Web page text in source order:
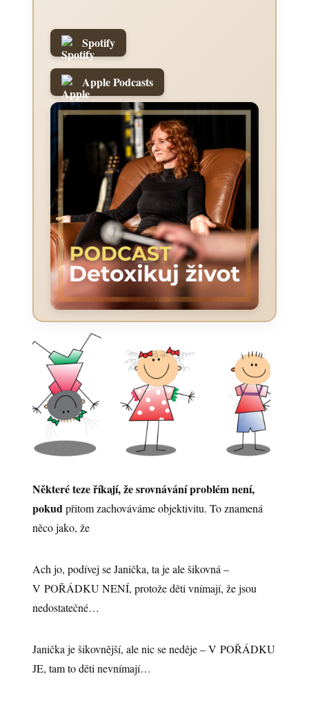
Spotify
Apple Podcasts
Některé teze říkají, že srovnávání problém není,
pokudpřitom zachováváme objektivitu. To znamená
něco jako, že
Ach jo, podívej se Janička, ta je ale šikovná –
V POŘÁDKU NENÍ, protože děti vnímají, že jsou
nedostatečné…
Janička je šikovnější, ale nic se neděje – V POŘÁDKU
JE, tam to děti nevnímají…